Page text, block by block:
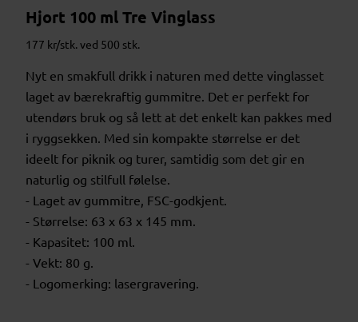
Hjort 100 ml Tre Vinglass
177 kr/stk. ved 500 stk.
Nyt en smakfull drikk i naturen med dette vinglasset
laget av bærekraftig gummitre. Det er perfekt for
utendørs bruk og så lett at det enkelt kan pakkes med
i ryggsekken. Med sin kompakte størrelse er det
ideelt for piknik og turer, samtidig som det gir en
naturlig og stilfull følelse.
- Laget av gummitre, FSC-godkjent.
- Størrelse: 63 x 63 x 145 mm.
- Kapasitet: 100 ml.
- Vekt: 80 g.
- Logomerking: lasergravering.